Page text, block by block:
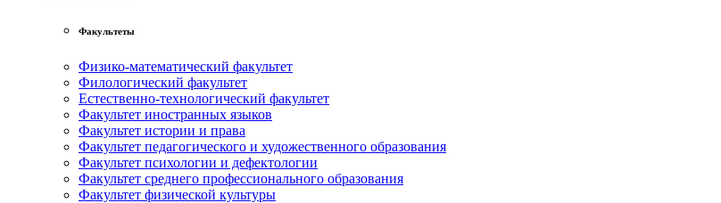
Факультеты
Физико-математический факультет
Филологический факультет
Естественно-технологический факультет
Факультет иностранных языков
Факультет истории и права
Факультет педагогического и художественного образования
Факультет психологии и дефектологии
Факультет среднего профессионального образования
Факультет физической культуры